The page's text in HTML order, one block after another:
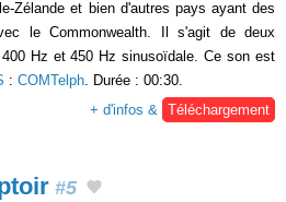
Zélande et bien d'autres pays ayant des
le Commonwealth. Il s'agit de deux
Hz et 450 Hz sinusoïdale. Ce son est
: COMTelph. Durée : 00:30.
+ d'infos & Téléchargement
#5